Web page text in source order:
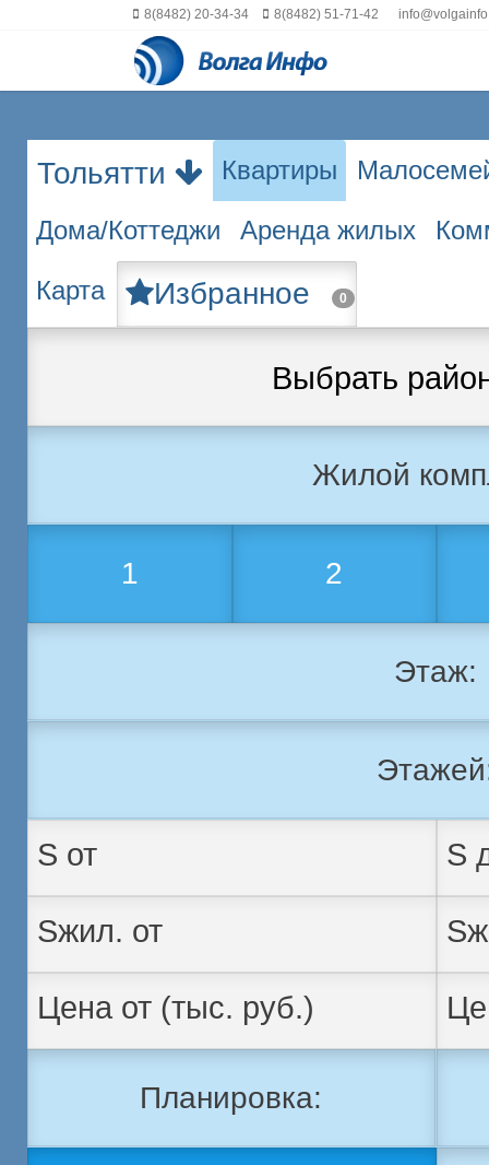
8(8482) 20-34-34 8(8482) 51-71-42
Тольятти Квартиры
Дома/Коттеджи Аренда жилых
Карта Избранное 0
Выбрать
Жилой
1 2
Этаж:
Планировка: